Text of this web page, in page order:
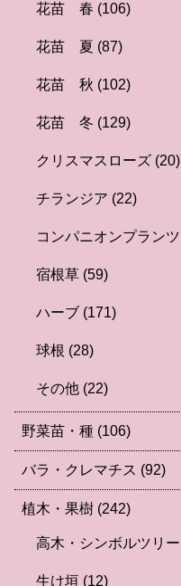
花苗 春 (106)
花苗 夏 (87)
花苗 秋 (102)
花苗 冬 (129)
クリスマスローズ (20)
チランジア (22)
コンパニオンプランツ
宿根草 (59)
ハーブ (171)
球根 (28)
その他 (22)
野菜苗・種 (106)
バラ・クレマチス (92)
植木・果樹 (242)
高木・シンボルツリー
生け垣 (12)